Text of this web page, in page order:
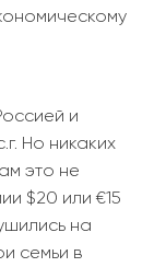
и
Но никаких
это не
$20 или €15
на
семьи в